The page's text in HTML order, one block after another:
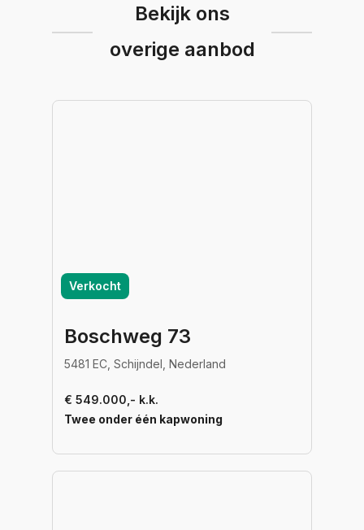
Bekijk ons
overige aanbod
Verkocht
Boschweg 73
5481 EC, Schijndel, Nederland
€ 549.000,- k.k.
Twee onder één kapwoning